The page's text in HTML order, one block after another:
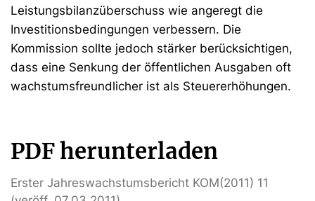
Leistungsbilanzüberschuss wie angeregt die
Investitionsbedingungen verbessern. Die
Kommission sollte jedoch stärker berücksichtigen,
dass eine Senkung der öffentlichen Ausgaben oft
wachstumsfreundlicher ist als Steuererhöhungen.
PDF herunterladen
Erster Jahreswachstumsbericht KOM(2011) 11